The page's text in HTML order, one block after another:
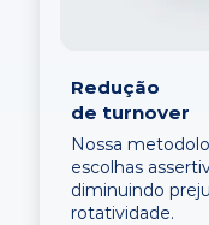
Redução
de turnover
Nossa
escolhas
diminuindo
rotatividade.